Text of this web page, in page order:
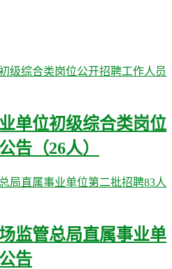
单位初级综合类岗位
告（26人）
监管总局直属事业单
告